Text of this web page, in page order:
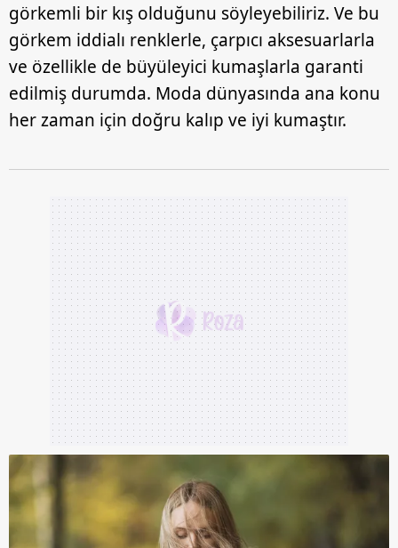
görkemli bir kış olduğunu söyleyebiliriz. Ve bu
görkem iddialı renklerle, çarpıcı aksesuarlarla
ve özellikle de büyüleyici kumaşlarla garanti
edilmiş durumda. Moda dünyasında ana konu
her zaman için doğru kalıp ve iyi kumaştır.